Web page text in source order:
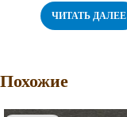
ЧИТАТЬ ДАЛЕЕ
Похожие